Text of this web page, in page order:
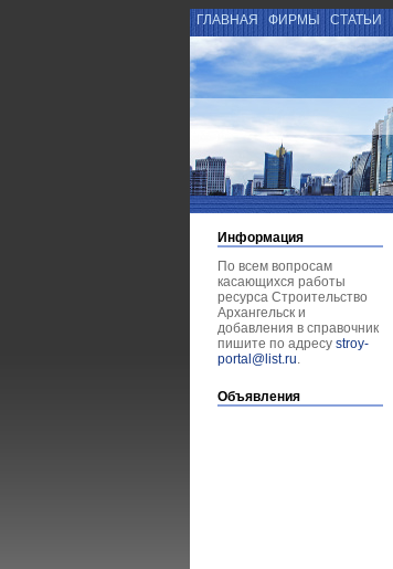
ГЛАВНАЯ ФИРМЫ СТАТЬИ
Информация
По всем вопросам
касающихся работы
ресурса Строительство
Архангельск и
добавления в справочник
пишите по адресу stroy-
portal@list.ru.
Объявления